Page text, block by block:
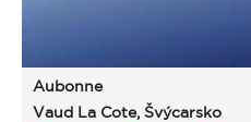
Aubonne
Vaud La Cote, Švýcarsko